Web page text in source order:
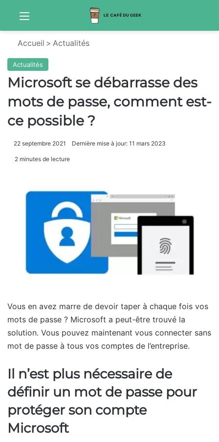
Menu
Accueil > Actualités
Actualités
Microsoft se débarrasse des
mots de passe, comment est-
ce possible ?
22 septembre 2021 Dernière mise à jour: 11 mars 2023
2 minutes de lecture
Vous en avez marre de devoir taper à chaque fois vos
mots de passe ? Microsoft a peut-être trouvé la
solution. Vous pouvez maintenant vous connecter sans
mot de passe à tous vos comptes de l’entreprise.
Il n’est plus nécessaire de
définir un mot de passe pour
protéger son compte
Microsoft